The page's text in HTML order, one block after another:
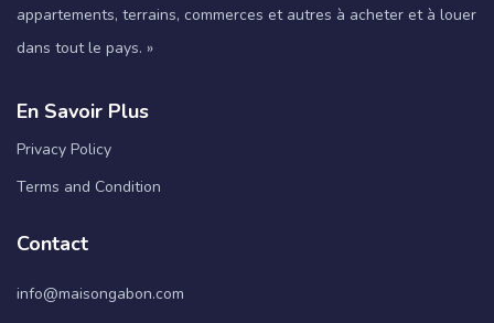
appartements, terrains, commerces et autres à acheter et à louer
dans tout le pays. »
En Savoir Plus
Privacy Policy
Terms and Condition
Contact
info@maisongabon.com